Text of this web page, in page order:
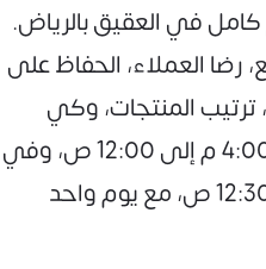
كامل في العقيق بالرياض.
رضا العملاء، الحفاظ على
ترتيب المنتجات، وكي
الملابس. ساعات العمل من 4:00 م إلى 12:00 ص، وفي
عطلات نهاية الأسبوع حتى 12:30 ص، مع يوم واحد